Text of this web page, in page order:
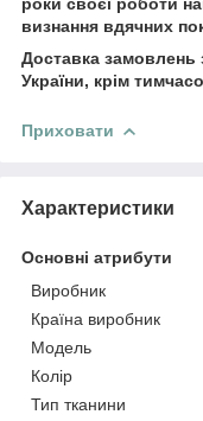
визнання вдячних
Доставка замовлень
України, крім
Приховати
Характеристики
Основні атрибути
Виробник
Країна виробник
Модель
Колір
Тип тканини